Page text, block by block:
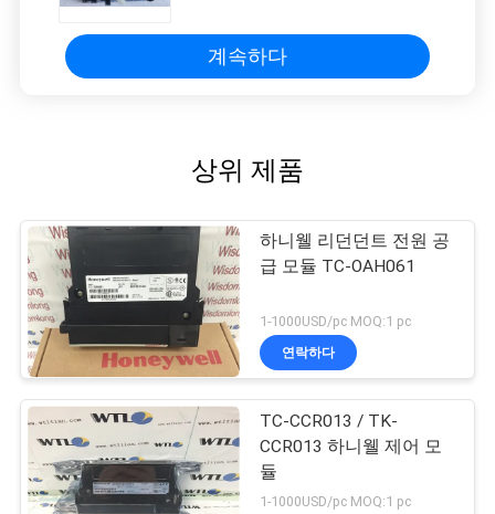
계속하다
상위 제품
하니웰 리던던트 전원 공
급 모듈 TC-OAH061
1-1000USD/pc MOQ:1 pc
연락하다
TC-CCR013 / TK-
CCR013 하니웰 제어 모
듈
1-1000USD/pc MOQ:1 pc